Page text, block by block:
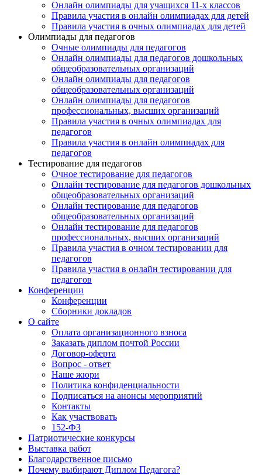
Онлайн олимпиады для учащихся 11-х классов
Правила участия в онлайн олимпиадах для детей
Правила участия в очных олимпиадах для детей
Олимпиады для педагогов
Очные олимпиады для педагогов
Онлайн олимпиады для педагогов дошкольных
общеобразовательных организаций
Онлайн олимпиады для педагогов
общеобразовательных организаций
Онлайн олимпиады для педагогов
профессиональных, высших организаций
Правила участия в очных олимпиадах для
педагогов
Правила участия в онлайн олимпиадах для
педагогов
Тестирование для педагогов
Очное тестирование для педагогов
Онлайн тестирование для педагогов дошкольных
общеобразовательных организаций
Онлайн тестирование для педагогов
общеобразовательных организаций
Онлайн тестирование для педагогов
профессиональных, высших организаций
Правила участия в очном тестировании для
педагогов
Правила участия в онлайн тестировании для
педагогов
Конференции
Конференции
Сборники докладов
О сайте
Оплата организационного взноса
Заказать диплом почтой России
Договор-оферта
Вопрос - ответ
Наше жюри
Политика конфиденциальности
Подписаться на анонсы мероприятий
Контакты
Как участвовать
152-ФЗ
Патриотические конкурсы
Выставка работ
Благодарственное письмо
Почему выбирают Диплом Педагога?